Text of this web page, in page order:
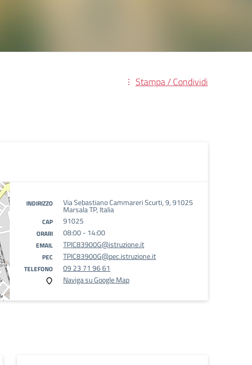
Stampa / Condividi
INDIRIZZO Via Sebastiano Cammareri Scurti, 9, 91025
Marsala TP, Italia
CAP 91025
ORARI 08:00 - 14:00
EMAIL TPIC83900G@istruzione.it
PEC TPIC83900G@pec.istruzione.it
TELEFONO
09 23 71 96 61
Naviga su Google Map